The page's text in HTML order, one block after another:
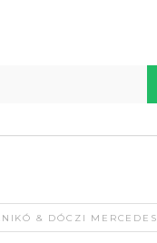
& DÓCZI MERCEDES